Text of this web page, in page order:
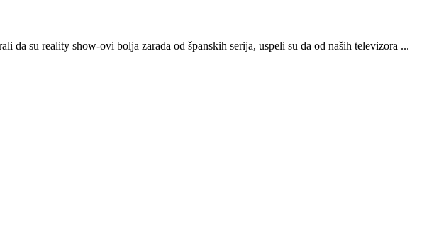
su reality show-ovi bolja zarada od španskih serija, uspeli su da od naših televizora ...